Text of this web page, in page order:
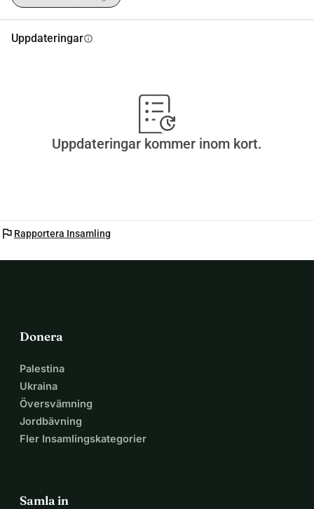
Uppdateringarinfo
Uppdateringar kommer inom kort.
flag Rapportera Insamling
Donera
Palestina
Ukraina
Översvämning
Jordbävning
Fler Insamlingskategorier
Samla in